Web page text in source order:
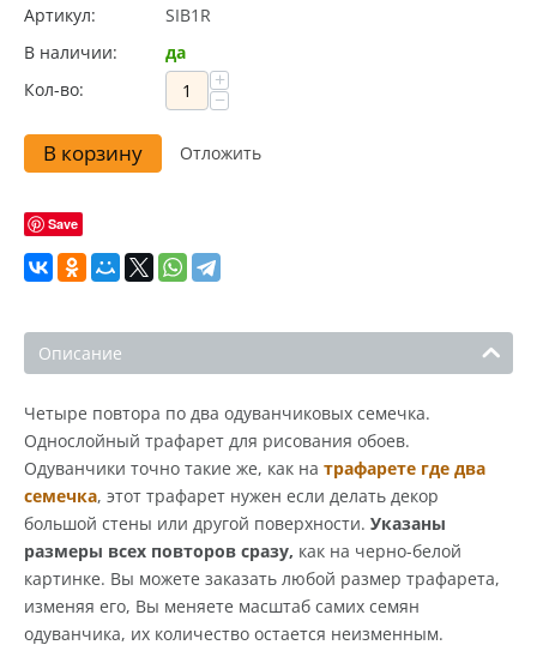
Артикул:
SIB1R
В наличии:
да
Кол-во:
+
−
В корзину Отложить
Save
Описание
Четыре повтора по два одуванчиковых семечка.
Однослойный трафарет для рисования обоев.
Одуванчики точно такие же, как на трафарете где два
семечка, этот трафарет нужен если делать декор
большой стены или другой поверхности. Указаны
размеры всех повторов сразу, как на черно-белой
картинке. Вы можете заказать любой размер трафарета,
изменяя его, Вы меняете масштаб самих семян
одуванчика, их количество остается неизменным.